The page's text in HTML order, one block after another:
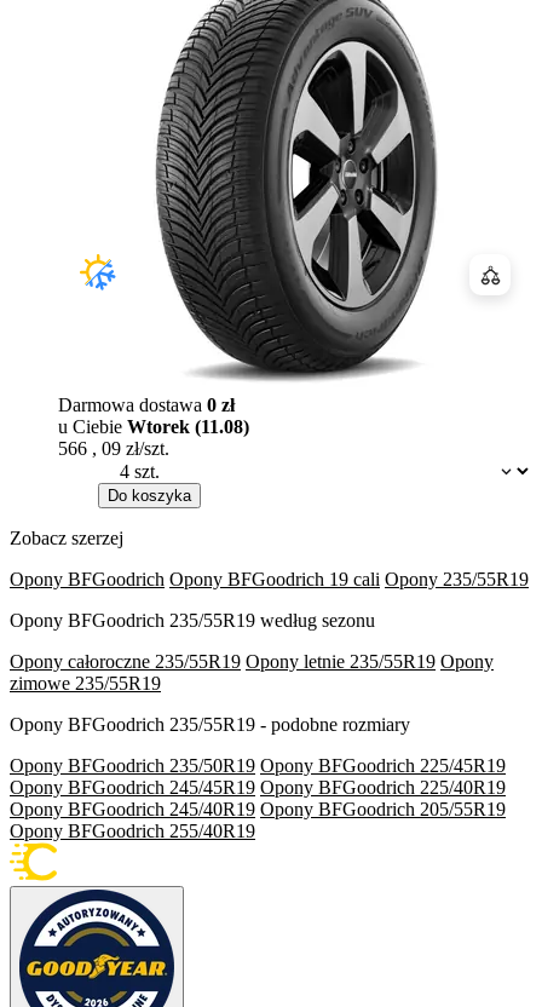
Dostępność:
Darmowa dostawa 0 zł
u Ciebie Wtorek (11.08)
566 , 09 zł/szt.
Do koszyka
Zobacz szerzej
Opony BFGoodrich Opony BFGoodrich 19 cali Opony 235/55R19
Opony BFGoodrich 235/55R19 według sezonu
Opony całoroczne 235/55R19 Opony letnie 235/55R19 Opony
zimowe 235/55R19
Opony BFGoodrich 235/55R19 - podobne rozmiary
Opony BFGoodrich 235/50R19 Opony BFGoodrich 225/45R19
Opony BFGoodrich 245/45R19 Opony BFGoodrich 225/40R19
Opony BFGoodrich 245/40R19 Opony BFGoodrich 205/55R19
Opony BFGoodrich 255/40R19